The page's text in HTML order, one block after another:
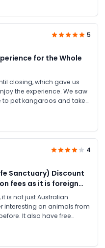
roaming and creating
Highly recommended for
5
for the Whole
closing, which gave us
the experience. We saw
pet kangaroos and take
recommended,, it’s
prices.
4
Sanctuary) Discount
fees as it is foreign
is not just Australian
interesting an animals from
It also have free